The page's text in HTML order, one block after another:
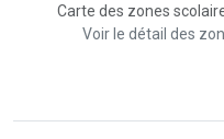
Carte des zones
Voir le détail des